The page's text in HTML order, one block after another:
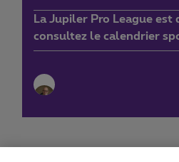
La Jupiler Pro League est
consultez le calendrier